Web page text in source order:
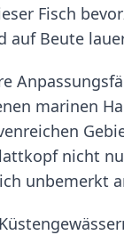
Fisch
auf Beute
marinen
nicht
unbemerkt